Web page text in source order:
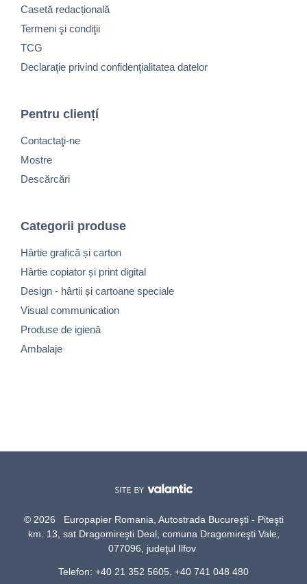
Casetă redacțională
Termeni şi condiţii
TCG
Declaraţie privind confidenţialitatea datelor
Pentru cliențí
Contactaţi-ne
Mostre
Descărcări
Categorii produse
Hârtie grafică și carton
Hârtie copiator și print digital
Design - hârtii și cartoane speciale
Visual communication
Produse de igienă
Ambalaje
© 2026 Europapier Romania, Autostrada Bucureşti - Piteşti
km. 13, sat Dragomireşti Deal, comuna Dragomireşti Vale,
077096, judeţul Ilfov
Telefon: +40 21 352 5605, +40 741 048 480